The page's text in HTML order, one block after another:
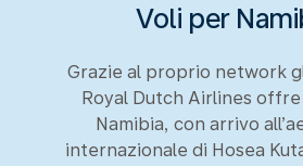
Voli per
Grazie al proprio network
Royal Dutch Airlines
Namibia, con arrivo
internazionale di Hosea